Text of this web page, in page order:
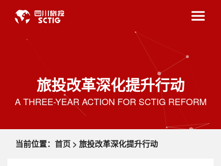
旅投改革深化提升行动
A THREE-YEAR ACTION FOR SCTIG REFORM
当前位置： 首页 > 旅投改革深化提升行动